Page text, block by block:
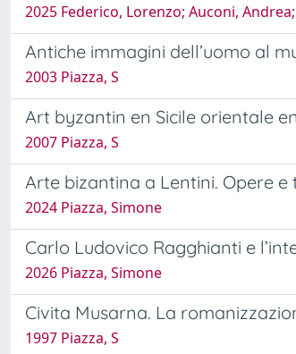
2025 Federico, Lorenzo; Auconi,
Antiche immagini dell’uomo al
2003 Piazza, S
Art byzantin en Sicile orientale
2007 Piazza, S
Arte bizantina a Lentini. Opere e
2024 Piazza, Simone
Carlo Ludovico Ragghianti e
2026 Piazza, Simone
Civita Musarna. La
1997 Piazza, S